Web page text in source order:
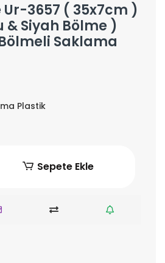
Ur-3657 ( 35x7cm )
& Siyah Bölme )
Saklama
Plastik
Sepete Ekle